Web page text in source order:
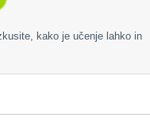
kako je učenje lahko in